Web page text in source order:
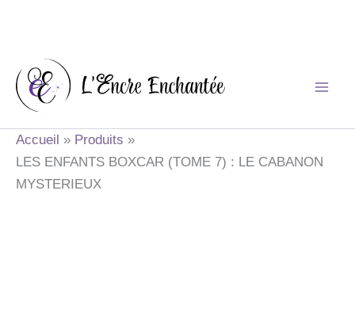
contenu
Accueil
Produits
LES ENFANTS BOXCAR (TOME 7) : LE CABANON
MYSTERIEUX